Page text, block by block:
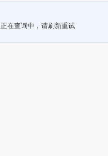
正在查询中，请刷新重试